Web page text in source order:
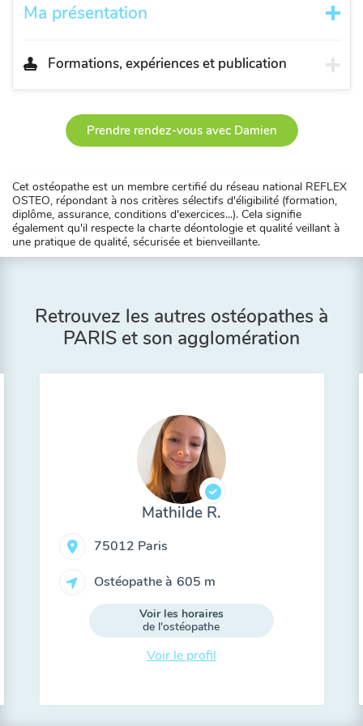
Ma présentation
Formations, expériences et publication
Prendre rendez-vous avec Damien
Cet ostéopathe est un membre certifié du réseau national REFLEX
OSTEO, répondant à nos critères sélectifs d'éligibilité (formation,
diplôme, assurance, conditions d'exercices...). Cela signifie
également qu'il respecte la charte déontologie et qualité veillant à
une pratique de qualité, sécurisée et bienveillante.
Retrouvez les autres ostéopathes à
PARIS et son agglomération
Mathilde R.
75012 Paris
Ostéopathe à 605 m
Voir les horaires
de l'ostéopathe
Voir le profil